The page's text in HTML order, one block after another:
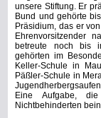
unsere Stiftung. Er
Bund und gehörte
Präsidium, das er
Ehrenvorsitzender
betreute noch bis
gehörten im
Keller-Schule in
Päßler-Schule in
Eine Aufgabe,
Nichtbehinderten